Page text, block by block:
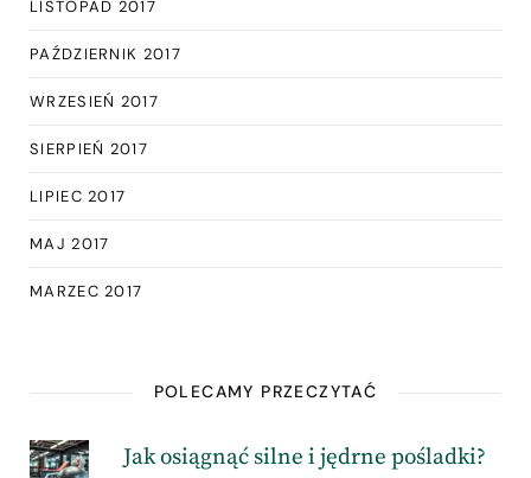
LISTOPAD 2017
PAŹDZIERNIK 2017
WRZESIEŃ 2017
SIERPIEŃ 2017
LIPIEC 2017
MAJ 2017
MARZEC 2017
POLECAMY PRZECZYTAĆ
Jak osiągnąć silne i jędrne pośladki?